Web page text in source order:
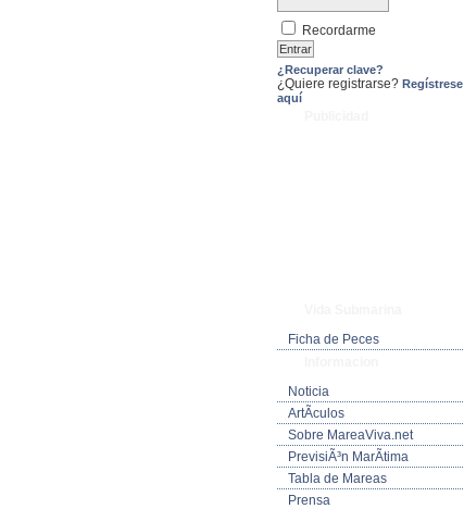
Recordarme
¿Recuperar clave?
¿Quiere registrarse? Regístrese
aquí
Ficha de Peces
Noticia
ArtÃ­culos
Sobre MareaViva.net
PrevisiÃ³n MarÃ­tima
Tabla de Mareas
Prensa